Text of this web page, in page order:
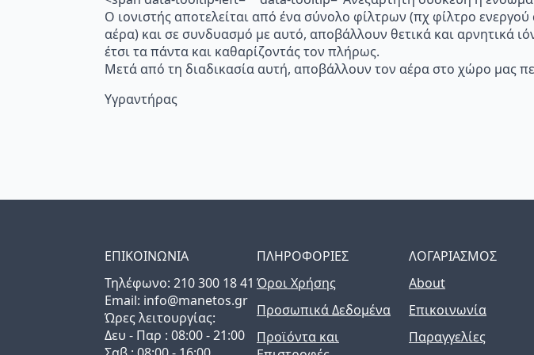
Ο ιονιστής αποτελείται από ένα σύνολο φίλτρων (πχ φίλτρο
αέρα) και σε συνδυασμό με αυτό, αποβάλλουν θετικά και αρνητικά
έτσι τα πάντα και καθαρίζοντάς τον πλήρως.
Μετά από τη διαδικασία αυτή, αποβάλλουν τον αέρα στο χώρο μας
Υγραντήρας
ΕΠΙΚΟΙΝΩΝΙΑ
Τηλέφωνo: 210 300 18 41
Email: info@manetos.gr
Ώρες λειτουργίας:
Δευ - Παρ : 08:00 - 21:00
ΠΛΗΡΟΦΟΡΙΕΣ
Όροι Χρήσης
Προσωπικά Δεδομένα
Προϊόντα και
ΛΟΓΑΡΙΑΣΜΟΣ
About
Επικοινωνία
Παραγγελίες